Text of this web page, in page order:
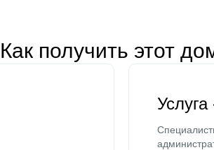
Как получить этот